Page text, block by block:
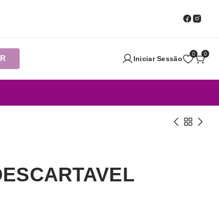
Iniciar Sessão
0 0